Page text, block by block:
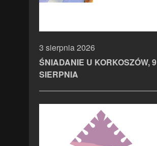
3 sierpnia 2026
ŚNIADANIE U KORKOSZÓW, 9
SIERPNIA